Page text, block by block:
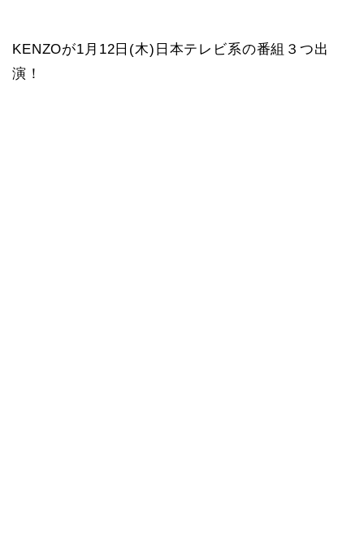
KENZOが1月12日(木)日本テレビ系の番組３つ出
演！